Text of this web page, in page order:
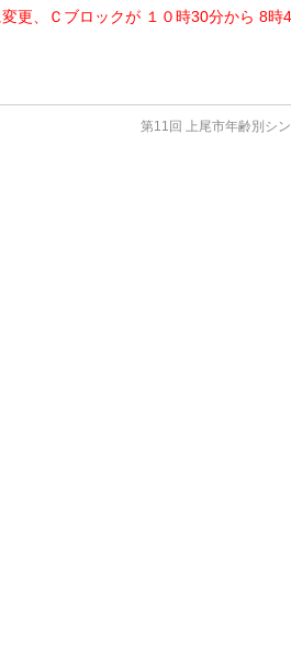
更、Ｃブロックが １０時30分から 8時
第11回 上尾市年齢別シ